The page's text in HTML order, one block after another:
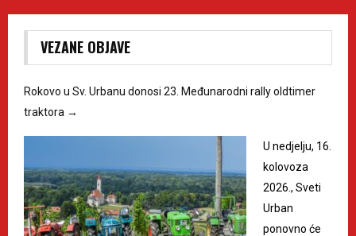
VEZANE OBJAVE
Rokovo u Sv. Urbanu donosi 23. Međunarodni rally oldtimer
traktora →
U nedjelju, 16.
kolovoza
2026., Sveti
Urban
ponovno će